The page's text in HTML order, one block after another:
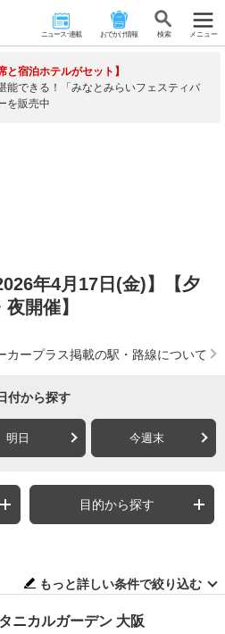
ニュース･連載 おでかけ情報 検 索 メニュー
と宿泊ホテルがセット】
能できる！「みなとみらいフェスティバ
を販売中
年4月17日(金)】【夕
夜開催】
カープラス掲載の駅・路線について
付から探す
明日 今週末
目的から探す
もっと詳しい条件で絞り込む
ニカルガーデン 大阪